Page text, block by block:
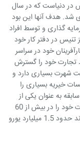
در دنیاست که در سال
شد. هدف آنها این بود
گذاری و توسط افراد
تنیس در دفتر کار خود
خود در سراسر
تجارت خود را گسترش
شهرت بسیاری دارد و
خیریه بسیاری را
در حال حاضر با بیش از 45 سال سابقه به عنوان یکی از
برندهای مطرح و قابل اعتماد لوازم آرایشی محصولات خود را در بیش از 60
کشور دنیا به فروش می رساند. فروش سالانه این برند حدود 1.5 میلیارد یورو